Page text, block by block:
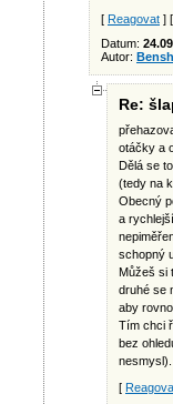
[ Reagovat ] [
Datum:
Autor:
Re:
otáčky a
Dělá se
(tedy na
Obecný
a
schopný
Můžeš si
druhé se
aby
Tím chci
bez
nesmysl).
[